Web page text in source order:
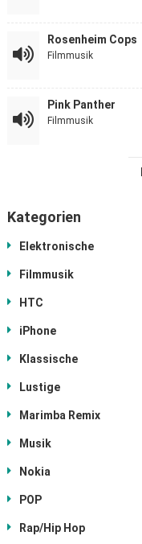
Rosenheim Cops
Filmmusik
Pink Panther
Filmmusik
Kategorien
Elektronische
Filmmusik
HTC
iPhone
Klassische
Lustige
Marimba Remix
Musik
Nokia
POP
Rap/Hip Hop